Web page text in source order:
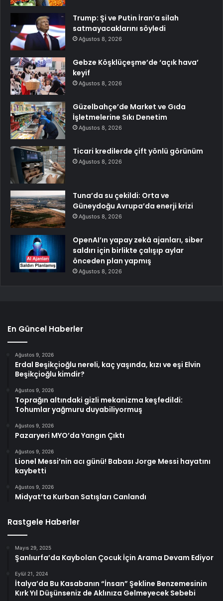
Trump: Şi ve Putin İran’a silah
satmayacaklarını söyledi
Ağustos 8, 2026
Gebze Köşklüçeşme’de ‘açık hava’
keyif
Ağustos 8, 2026
Güzelbahçe’de Market ve Gıda
İşletmelerine Sıkı Denetim
Ağustos 8, 2026
Ticari kredilerde çift yönlü görünüm
Ağustos 8, 2026
Tuna’da su çekildi: Orta ve
Güneydoğu Avrupa’da enerji krizi
Ağustos 8, 2026
OpenAI’ın yapay zekâ ajanları, siber
saldırı için birlikte çalışıp aylar
önceden plan yapmış
Ağustos 8, 2026
En Güncel Haberler
Ağustos 9, 2026
Erdal Beşikçioğlu nereli, kaç yaşında, kızı ve eşi Elvin
Beşikçioğlu kimdir?
Ağustos 9, 2026
Toprağın altındaki gizli mekanizma keşfedildi:
Tohumlar yağmuru duyabiliyormuş
Ağustos 9, 2026
Pazaryeri MYO’da Yangın Çıktı
Ağustos 9, 2026
Lionel Messi’nin acı günü! Babası Jorge Messi hayatını
kaybetti
Ağustos 9, 2026
Midyat’ta Kurban Satışları Canlandı
Rastgele Haberler
Mayıs 29, 2025
Şanlıurfa’da Kaybolan Çocuk İçin Arama Devam Ediyor
Eylül 21, 2024
İtalya’da Bu Kasabanın “İnsan” Şekline Benzemesinin
Kırk Yıl Düşünseniz de Aklınıza Gelmeyecek Sebebi